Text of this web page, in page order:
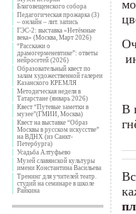
Благовещенского собора
Педагогическая прожарка (3)
– онлайн – лит. запись
ГЭС-2: выставка «Нетёмные
века» (Москва, Март 2026)
“Расскажи о
драмогерменевтике”: ответы
нейросетей (2026)
Образовательный квест по
залам художественной галереи
Казанского КРЕМЛЯ
Методическая неделя в
Татарстане (январь 2026)
Квест “Путевые заметки в
музее”(ГМИИ, Москва)
Квест на выставке “Образ
Москвы в русском искусстве”
на ВДНХ (из Санкт-
Петербурга)
Усадьба Алтуфьево
Музей славянской культуры
имени Константина Васильева
Тренинг для учителей театр.
студий на семинаре в школе
Райкина
В